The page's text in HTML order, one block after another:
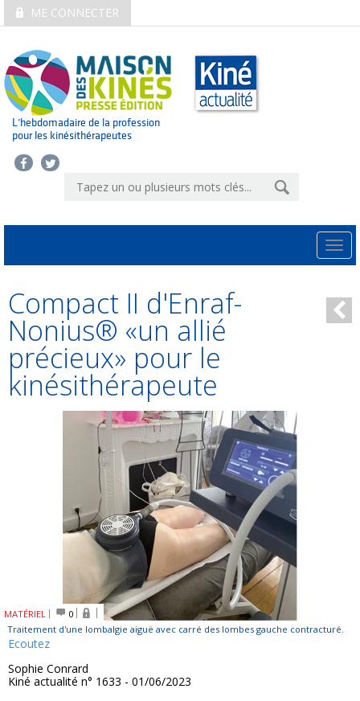
ME CONNECTER
L’hebdomadaire de la profession
pour les kinésithérapeutes
Compact II d'Enraf-
Nonius® «un allié
précieux» pour le
kinésithérapeute
MATÉRIEL
0
Traitement d'une lombalgie aiguë avec carré des lombes gauche contracturé.
Ecoutez
Sophie Conrard
Kiné actualité n° 1633 - 01/06/2023